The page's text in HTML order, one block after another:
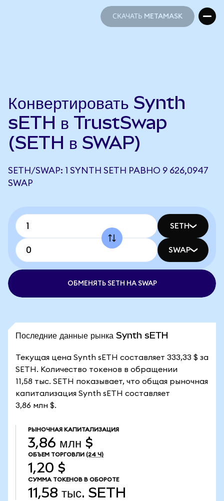
СКАЧАТЬ METAMASK
Конвертировать Synth
sETH в TrustSwap
(SETH в SWAP)
SETH/SWAP: 1 SYNTH SETH РАВНО 9 626,0947
SWAP
SETH
SWAP
ОБМЕНЯТЬ SETH НА SWAP
Последние данные рынка Synth sETH
Текущая цена Synth sETH составляет 333,33 $ за
SETH. Количество токенов в обращении
11,58 тыс. SETH показывает, что общая рыночная
капитализация Synth sETH составляет
3,86 млн $.
РЫНОЧНАЯ КАПИТАЛИЗАЦИЯ
3,86 млн $
ОБЪЕМ ТОРГОВЛИ (24 Ч)
1,20 $
СУММА ТОКЕНОВ В ОБОРОТЕ
11,58 тыс. SETH